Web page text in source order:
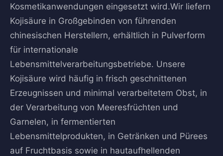
Kosmetikanwendungen eingesetzt wird.Wir liefern
Kojisäure in Großgebinden von führenden
chinesischen Herstellern, erhältlich in Pulverform
für internationale
Lebensmittelverarbeitungsbetriebe. Unsere
Kojisäure wird häufig in frisch geschnittenen
Erzeugnissen und minimal verarbeitetem Obst, in
der Verarbeitung von Meeresfrüchten und
Garnelen, in fermentierten
Lebensmittelprodukten, in Getränken und Pürees
auf Fruchtbasis sowie in hautaufhellenden